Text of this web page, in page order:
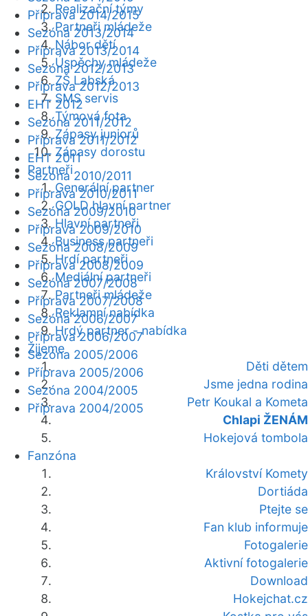
Realizační týmy
Partneři mládeže
Nábor dětí
Úspěchy mládeže
ZŠ Labská
SMS servis
Týmová fota
Zápasy juniorů
Zápasy dorostu
Partneři
Generální partner
GOLD hlavní partner
Hlavní partneři
Business partneři
Hrdí partneři
Mediální partneři
Partneři mládeže
Reklamní nabídka
Hrdý partner - nabídka
Žijeme
Děti dětem
Jsme jedna rodina
Petr Koukal a Kometa
Chlapi ŽENÁM
Hokejová tombola
Fanzóna
Království Komety
Dortiáda
Ptejte se
Fan klub informuje
Fotogalerie
Aktivní fotogalerie
Download
Hokejchat.cz
Příprava 2014/2015
Sezóna 2013/2014
Příprava 2013/2014
Sezóna 2012/2013
Příprava 2012/2013
EHT 2012
Sezóna 2011/2012
Příprava 2011/2012
EHT 2011
Sezóna 2010/2011
Příprava 2010/2011
Sezóna 2009/2010
Příprava 2009/2010
Sezóna 2008/2009
Příprava 2008/2009
Sezóna 2007/2008
Příprava 2007/2008
Sezóna 2006/2007
Příprava 2006/2007
Sezóna 2005/2006
Příprava 2005/2006
Sezóna 2004/2005
Příprava 2004/2005